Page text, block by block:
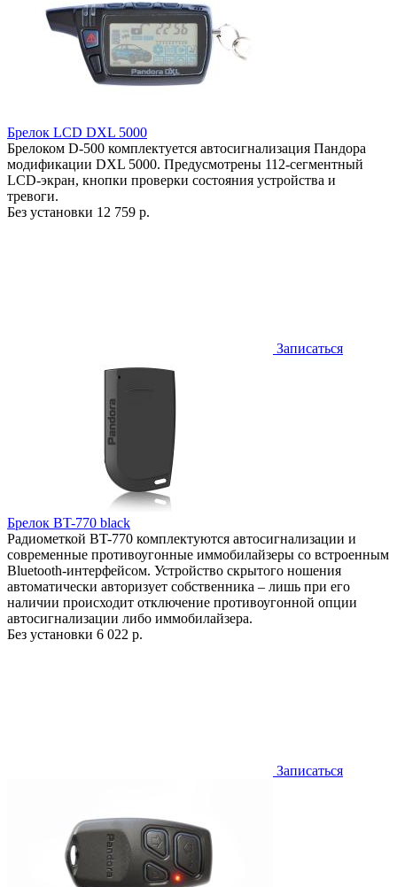
Брелок LCD DXL 5000
Брелоком D-500 комплектуется автосигнализация Пандора
модификации DXL 5000. Предусмотрены 112-сегментный
LCD-экран, кнопки проверки состояния устройства и
тревоги.
Без установки 12 759 р.
Записаться
Брелок BT-770 black
Радиометкой BT-770 комплектуются автосигнализации и
современные противоугонные иммобилайзеры со встроенным
Bluetooth-интерфейсом. Устройство скрытого ношения
автоматически авторизует собственника – лишь при его
наличии происходит отключение противоугонной опции
автосигнализации либо иммобилайзера.
Без установки 6 022 р.
Записаться